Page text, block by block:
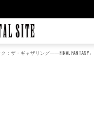
ク：ザ・ギャザリング——FINAL FANTASY